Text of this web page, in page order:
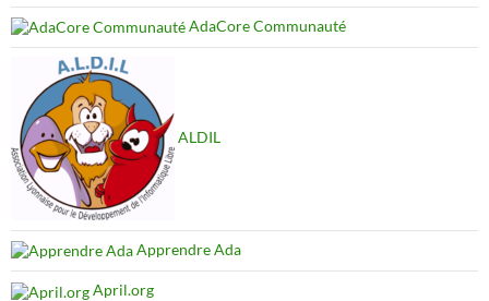
AdaCore Communauté
ALDIL
Apprendre Ada
April.org